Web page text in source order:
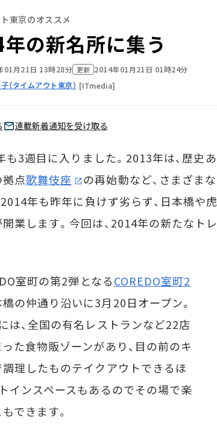
東京のオススメ
の新名所に集う
01月21日 13時28分 更新 2014年01月21日 01時24分
（タイムアウト東京） [ITmedia]
連載新着通知を受け取る
3週目に入りました。2013年は、歴史
点歌舞伎座
の再始動など、さまざま
年も昨年に負けず劣らず、日本橋や
業します。今回は、2014年の新たなト
室町の第2弾となるCOREDO室町2
の仲通り沿いに3月20日オープン。
は、全国の有名レストランなど22店
た食物販ゾーンがあり、目の前のキ
調理したものテイクアウトできるほ
インスペースもあるのでその場で楽
できます。